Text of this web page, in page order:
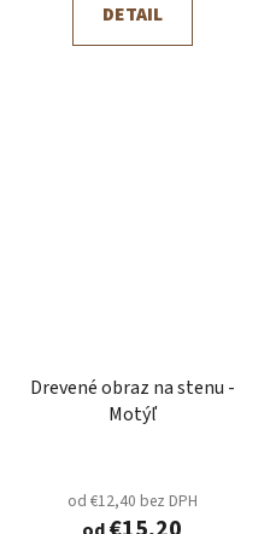
DETAIL
Drevené obraz na stenu -
Motýľ
od €12,40 bez DPH